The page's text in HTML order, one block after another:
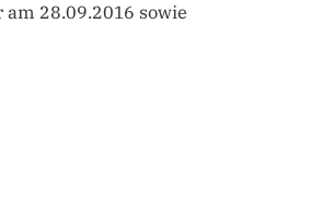
28.09.2016 sowie